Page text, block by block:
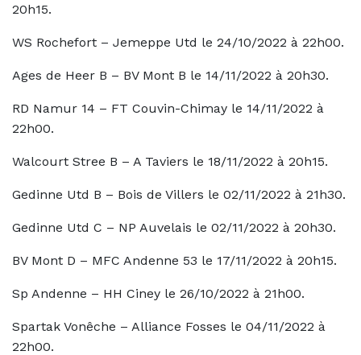
20h15.
WS Rochefort – Jemeppe Utd le 24/10/2022 à 22h00.
Ages de Heer B – BV Mont B le 14/11/2022 à 20h30.
RD Namur 14 – FT Couvin-Chimay le 14/11/2022 à
22h00.
Walcourt Stree B – A Taviers le 18/11/2022 à 20h15.
Gedinne Utd B – Bois de Villers le 02/11/2022 à 21h30.
Gedinne Utd C – NP Auvelais le 02/11/2022 à 20h30.
BV Mont D – MFC Andenne 53 le 17/11/2022 à 20h15.
Sp Andenne – HH Ciney le 26/10/2022 à 21h00.
Spartak Vonêche – Alliance Fosses le 04/11/2022 à
22h00.